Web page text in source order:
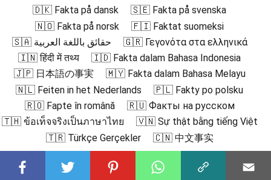
🇩🇰 Fakta på dansk
🇸🇪 Fakta på svenska
🇳🇴 Fakta på norsk
🇫🇮 Faktat suomeksi
🇸🇦 حقائق باللغة العربية
🇬🇷 Γεγονότα στα ελληνικά
🇮🇳 हिंदी में तथ्य
🇮🇩 Fakta dalam Bahasa Indonesia
🇯🇵 日本語の事実
🇲🇾 Fakta dalam Bahasa Melayu
🇳🇱 Feiten in het Nederlands
🇵🇱 Fakty po polsku
🇷🇴 Fapte în română
🇷🇺 Факты на русском
🇹🇭 ข้อเท็จจริงเป็นภาษาไทย
🇻🇳 Sự thật bằng tiếng Việt
🇹🇷 Türkçe Gerçekler
🇨🇳 中文事实